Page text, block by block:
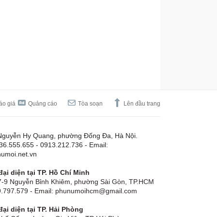
giá Quảng cáo Tòa soạn Lên đầu trang
Hy Quang, phường Đống Đa, Hà Nội.
- 0913.212.736 - Email:
diện tại TP. Hồ Chí Minh
9 Nguyễn Bỉnh Khiêm, phường Sài Gòn, TP.HCM
- Email: phunumoihcm@gmail.com
diện tại TP. Hải Phòng